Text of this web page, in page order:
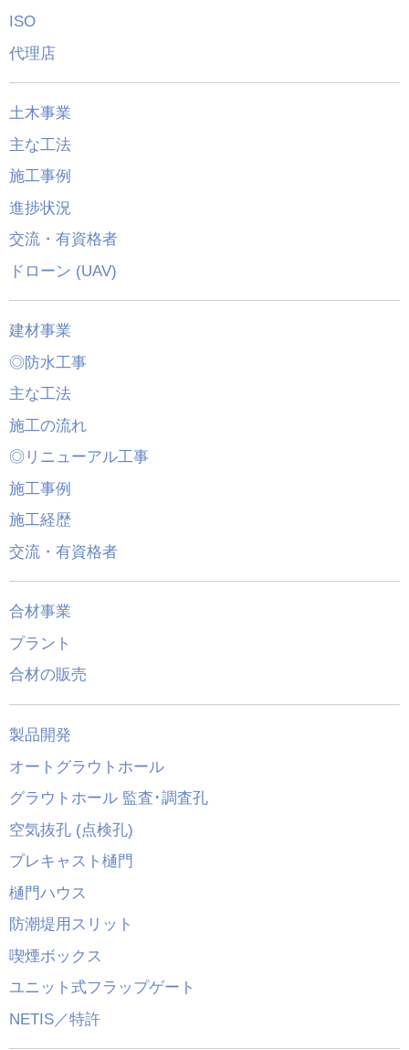
ISO
代理店
土木事業
主な工法
施工事例
進捗状況
交流・有資格者
ドローン (UAV)
建材事業
◎防水工事
主な工法
施工の流れ
◎リニューアル工事
施工事例
施工経歴
交流・有資格者
合材事業
プラント
合材の販売
製品開発
オートグラウトホール
グラウトホール 監査･調査孔
空気抜孔 (点検孔)
プレキャスト樋門
樋門ハウス
防潮堤用スリット
喫煙ボックス
ユニット式フラップゲート
NETIS／特許